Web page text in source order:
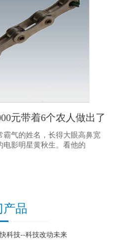
元带着6个农人做出了
车集团
气的姓名，长得大眼高鼻宽
电影明星黄秋生。看他的
产品